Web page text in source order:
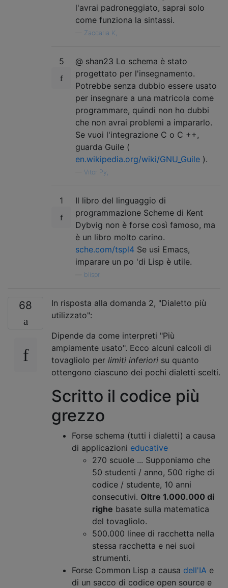
l'avrai padroneggiato, saprai solo
come funziona la sintassi.
Zaccaria K,
5
@ shan23 Lo schema è stato
progettato per l'insegnamento.
Potrebbe senza dubbio essere usato
per insegnare a una matricola come
programmare, quindi non ho dubbi
che non avrai problemi a impararlo.
Se vuoi l'integrazione C o C ++,
guarda Guile (
en.wikipedia.org/wiki/GNU_Guile ).
Vitor Py,
1
Il libro del linguaggio di
programmazione Scheme di Kent
Dybvig non è forse così famoso, ma
è un libro molto carino.
sche.com/tspl4 Se usi Emacs,
imparare un po 'di Lisp è utile.
blispr,
68
In risposta alla domanda 2, "Dialetto più
utilizzato":
Dipende da come interpreti "Più
ampiamente usato". Ecco alcuni calcoli di
tovagliolo per limiti inferiori su quanto
ottengono ciascuno dei pochi dialetti scelti.
Scritto il codice più
grezzo
Forse schema (tutti i dialetti) a causa
di applicazioni educative
270 scuole ... Supponiamo che
50 studenti / anno, 500 righe di
codice / studente, 10 anni
consecutivi. Oltre 1.000.000 di
righe basate sulla matematica
del tovagliolo.
500.000 linee di racchetta nella
stessa racchetta e nei suoi
strumenti.
Forse Common Lisp a causa dell'IA e
di un sacco di codice open source e